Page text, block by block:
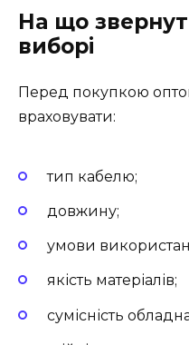
На що
виборі
Перед покупкою
враховувати:
тип кабелю;
довжину;
умови
якість матеріалів;
сумісність